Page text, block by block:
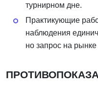
турнирном дне.
Практикующие
наблюдения
но запрос на